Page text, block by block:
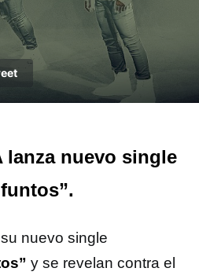
lanza nuevo single
nuevo single
y se revelan contra el